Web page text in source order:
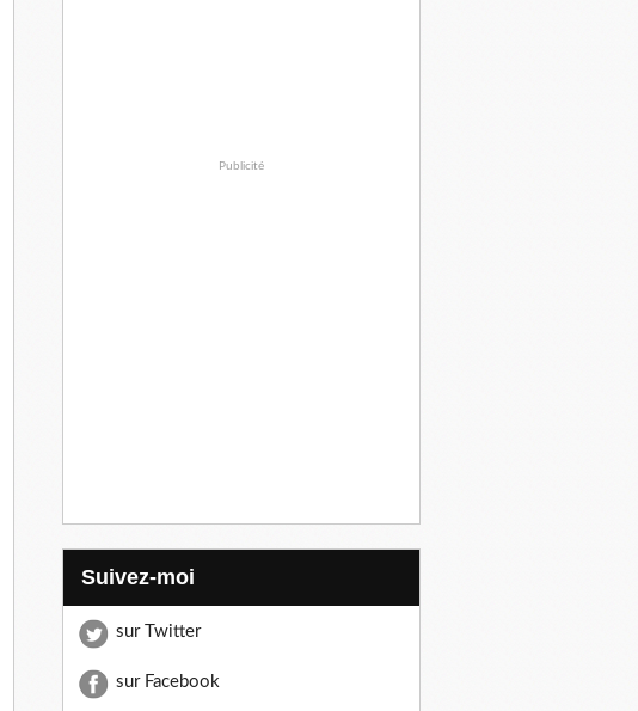
Publicité
Suivez-moi
sur Twitter
sur Facebook